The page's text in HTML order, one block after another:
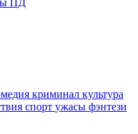
ПД
криминал культура
спорт ужасы фэнтези